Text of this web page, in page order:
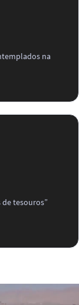
na
tesouros”